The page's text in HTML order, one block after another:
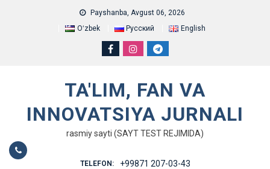
Payshanba, Avgust 06, 2026
Oʻzbek
Русский English
TA'LIM, FAN VA
INNOVATSIYA JURNALI
rasmiy sayti (SAYT TEST REJIMIDA)
TELEFON: +99871 207-03-43